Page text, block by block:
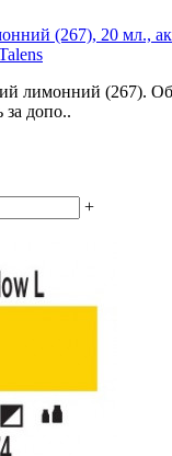
(267), 20 мл.,
лимонний (267).
за допо..
+